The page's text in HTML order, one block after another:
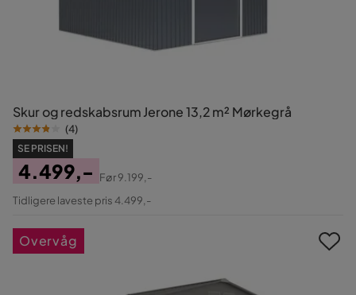
Skur og redskabsrum Jerone 13,2 m² Mørkegrå
(4)
SE PRISEN!
Pris
4.499,-
Original
Før9.199,-
Tidligere laveste pris 4.499,-
Overvåg